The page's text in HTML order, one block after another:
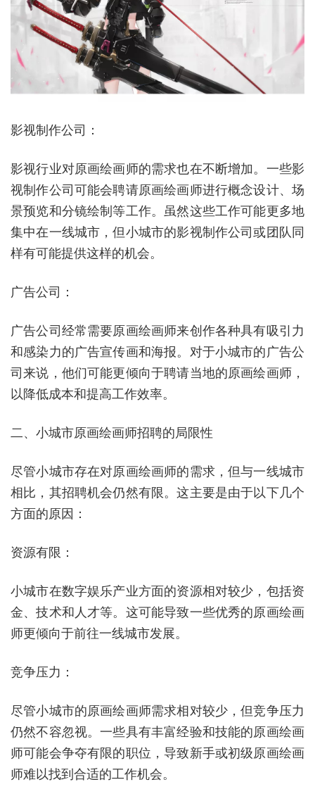
影视制作公司：
影视行业对原画绘画师的需求也在不断增加。一些影
视制作公司可能会聘请原画绘画师进行概念设计、场
景预览和分镜绘制等工作。虽然这些工作可能更多地
集中在一线城市，但小城市的影视制作公司或团队同
样有可能提供这样的机会。
广告公司：
广告公司经常需要原画绘画师来创作各种具有吸引力
和感染力的广告宣传画和海报。对于小城市的广告公
司来说，他们可能更倾向于聘请当地的原画绘画师，
以降低成本和提高工作效率。
二、小城市原画绘画师招聘的局限性
尽管小城市存在对原画绘画师的需求，但与一线城市
相比，其招聘机会仍然有限。这主要是由于以下几个
方面的原因：
资源有限：
小城市在数字娱乐产业方面的资源相对较少，包括资
金、技术和人才等。这可能导致一些优秀的原画绘画
师更倾向于前往一线城市发展。
竞争压力：
尽管小城市的原画绘画师需求相对较少，但竞争压力
仍然不容忽视。一些具有丰富经验和技能的原画绘画
师可能会争夺有限的职位，导致新手或初级原画绘画
师难以找到合适的工作机会。